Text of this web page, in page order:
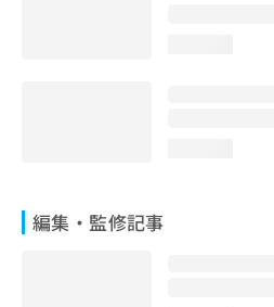
編集・監修記事